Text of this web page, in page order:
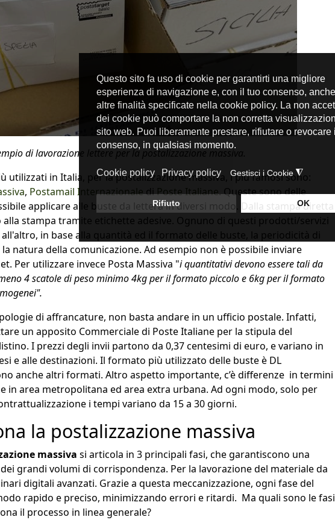
di lavorazione lettere per la postalizzazione massiva.
utilizzati in Italia, per la postalizzazione massiva, i più famosi sono:
, Postamail InternazionalediPoste Italiane. Queste sono delle
applicare alle buste da lettera in diversi modo. Dalla stampa diretta
stampa tramite etichette adesive. Ognuno di questi prodotti/servizi
in base alla quantità ed il formato delle buste, la periodicità di
natura della comunicazione. Ad esempio non è possibile inviare
Per utilizzare invece Posta Massiva "i quantitativi devono essere tali da
4 scatole di peso minimo 4kg per il formato piccolo e 6kg per il formato
di affrancature, non basta andare in un ufficio postale. Infatti,
un apposito Commerciale di Poste Italiane per la stipula del
I prezzi degli invii partono da 0,37 centesimi di euro, e variano in
e alle destinazioni. Il formato più utilizzato delle buste è DL
anche altri formati. Altro aspetto importante, c’è differenze in termini
in area metropolitana ed area extra urbana. Ad ogni modo, solo per
i tempi variano da 15 a 30 giorni.
la postalizzazione massiva
massiva si articola in 3 principali fasi, che garantiscono una
grandi volumi di corrispondenza. Per la lavorazione del materiale da
digitali avanzati. Grazie a questa meccanizzazione, ogni fase del
rapido e preciso, minimizzando errori e ritardi. Ma quali sono le fasi
il processo in linea generale?